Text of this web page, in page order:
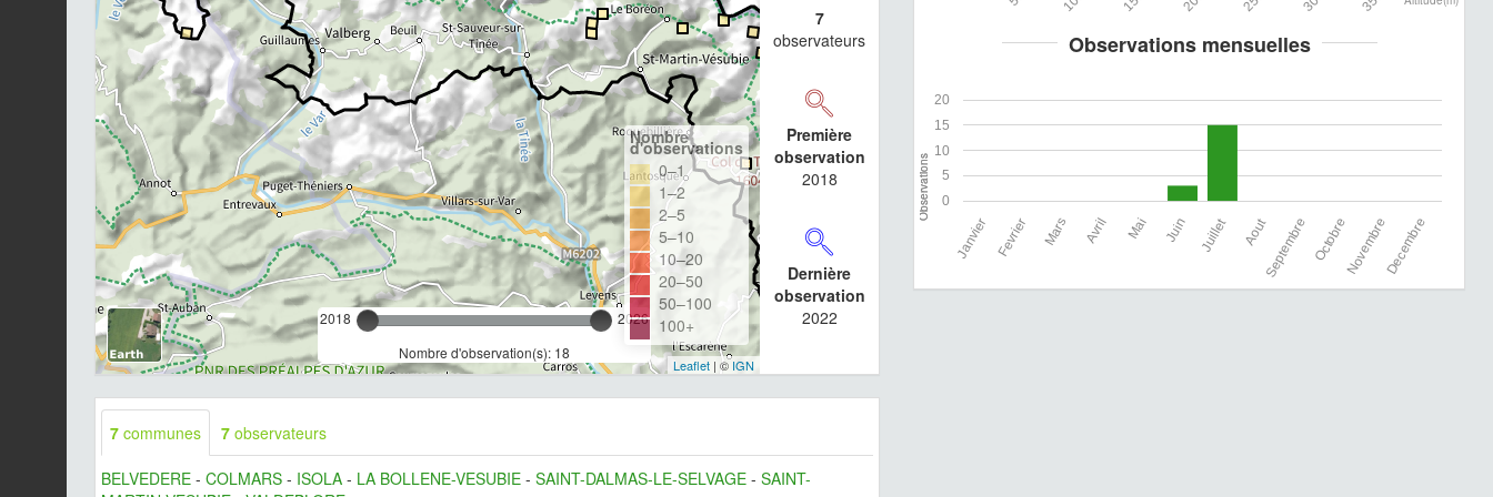
2018
2026
Nombre d'observation(s): 18
Nombre
d'observations
0–1
1–2
2–5
5–10
10–20
20–50
50–100
100+
Leaflet| ©IGN
7
observateurs
Première
observation
2018
Dernière
observation
2022
7 communes 7 observateurs
BELVEDERE - COLMARS - ISOLA - LA BOLLENE-VESUBIE - SAINT-DALMAS-LE-SELVAGE - SAINT-
Observations mensuelles
0
5
10
15
20
Decembre
Novembre
Octobre
Septembre
Aout
Juillet
Juin
Mai
Avril
Mars
Fevrier
Janvier
Observations
Observations